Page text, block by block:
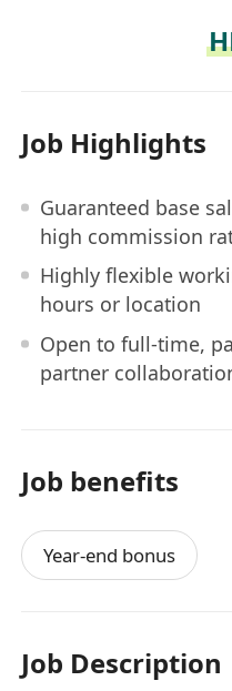
Job Highlights
Guaranteed base
high commission
Highly flexible
hours or location
Open to full-time,
partner
Job benefits
Year-end bonus
Job Description